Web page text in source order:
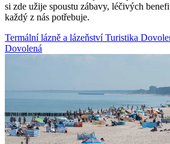
si zde užije spoustu zábavy, léčivých
každý z nás potřebuje.
Termální lázně a lázeňství Turistika
Dovolená